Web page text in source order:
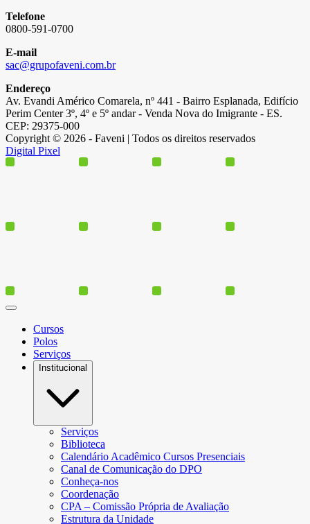
Telefone
0800-591-0700
E-mail
sac@grupofaveni.com.br
Endereço
Av. Evandi Américo Comarela, nº 441 - Bairro Esplanada, Edifício
Perim Center 3º, 4º e 5º andar - Venda Nova do Imigrante - ES.
CEP: 29375-000
Copyright © 2026 - Faveni | Todos os direitos reservados
Digital Pixel
Cursos
Polos
Serviços
Institucional
Serviços
Biblioteca
Calendário Acadêmico Cursos Presenciais
Canal de Comunicação do DPO
Conheça-nos
Coordenação
CPA – Comissão Própria de Avaliação
Estrutura da Unidade